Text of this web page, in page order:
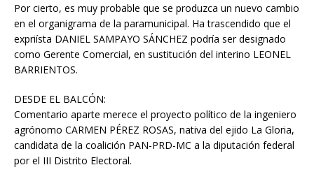
Por cierto, es muy probable que se produzca un nuevo cambio
en el organigrama de la paramunicipal. Ha trascendido que el
expriísta DANIEL SAMPAYO SÁNCHEZ podría ser designado
como Gerente Comercial, en sustitución del interino LEONEL
BARRIENTOS.
DESDE EL BALCÓN:
Comentario aparte merece el proyecto político de la ingeniero
agrónomo CARMEN PÉREZ ROSAS, nativa del ejido La Gloria,
candidata de la coalición PAN-PRD-MC a la diputación federal
por el III Distrito Electoral.